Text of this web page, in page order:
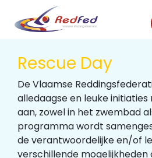
Rescue Day
De Vlaamse
alledaagse en leuke
aan, zowel in het zwembad
programma wordt
de verantwoordelijke en/of
verschillende